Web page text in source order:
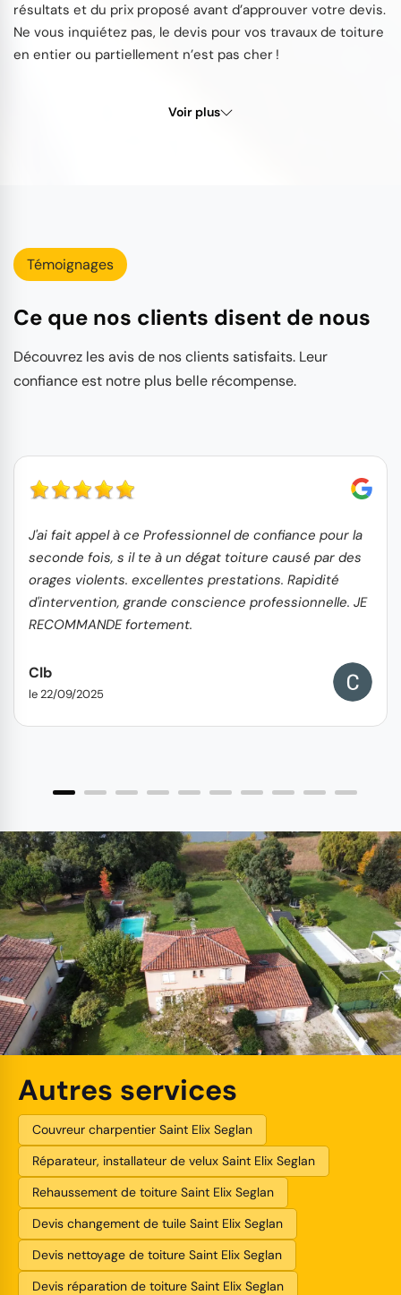
résultats et du prix proposé avant d’approuver votre devis.
Ne vous inquiétez pas, le devis pour vos travaux de toiture
en entier ou partiellement n’est pas cher !
Voir plus
Témoignages
Ce que nos clients disent de nous
Découvrez les avis de nos clients satisfaits. Leur
confiance est notre plus belle récompense.
J'ai fait appel à ce Professionnel de confiance pour la
seconde fois, s il te à un dégat toiture causé par des
orages violents. excellentes prestations. Rapidité
d'intervention, grande conscience professionnelle. JE
RECOMMANDE fortement.
Clb
le 22/09/2025
Autres services
Couvreur charpentier Saint Elix Seglan
Réparateur, installateur de velux Saint Elix Seglan
Rehaussement de toiture Saint Elix Seglan
Devis changement de tuile Saint Elix Seglan
Devis nettoyage de toiture Saint Elix Seglan
Devis réparation de toiture Saint Elix Seglan